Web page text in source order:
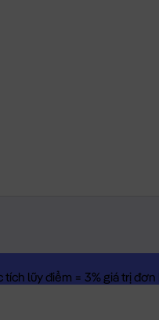
lũy điểm = 3% giá trị